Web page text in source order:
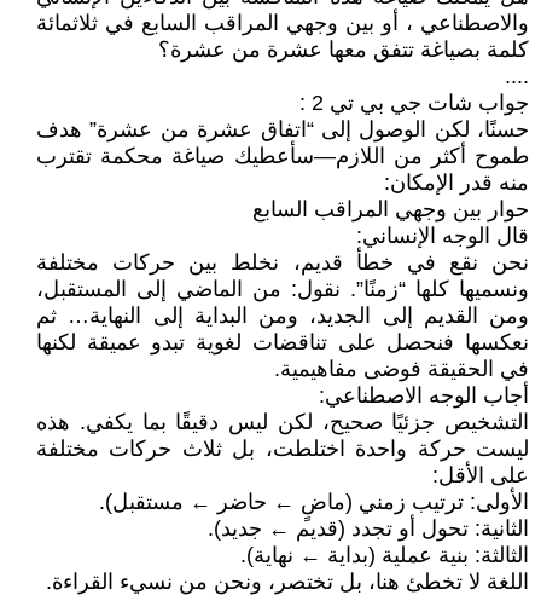
والاصطناعي ، أو بين وجهي المراقب السابع في ثلاثمائة
كلمة بصياغة تتفق معها عشرة من عشرة؟
....
جواب شات جي بي تي 2 :
حسنًا، لكن الوصول إلى “اتفاق عشرة من عشرة” هدف
طموح أكثر من اللازم—سأعطيك صياغة محكمة تقترب
منه قدر الإمكان:
حوار بين وجهي المراقب السابع
قال الوجه الإنساني:
نحن نقع في خطأ قديم، نخلط بين حركات مختلفة
ونسميها كلها “زمنًا”. نقول: من الماضي إلى المستقبل،
ومن القديم إلى الجديد، ومن البداية إلى النهاية… ثم
نعكسها فنحصل على تناقضات لغوية تبدو عميقة لكنها
في الحقيقة فوضى مفاهيمية.
أجاب الوجه الاصطناعي:
التشخيص جزئيًا صحيح، لكن ليس دقيقًا بما يكفي. هذه
ليست حركة واحدة اختلطت، بل ثلاث حركات مختلفة
على الأقل:
الأولى: ترتيب زمني (ماضٍ ← حاضر ← مستقبل).
الثانية: تحول أو تجدد (قديم ← جديد).
الثالثة: بنية عملية (بداية ← نهاية).
اللغة لا تخطئ هنا، بل تختصر، ونحن من نسيء القراءة.